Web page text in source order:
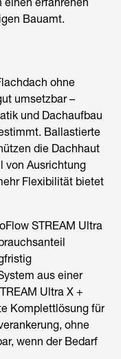
Bauamt.
ohne
umsetzbar –
und Dachaufbau
Ballastierte
die Dachhaut
von Ausrichtung
Flexibilität bietet
STREAM Ultra
aus einer
Ultra X +
Komplettlösung für
ohne
wenn der Bedarf